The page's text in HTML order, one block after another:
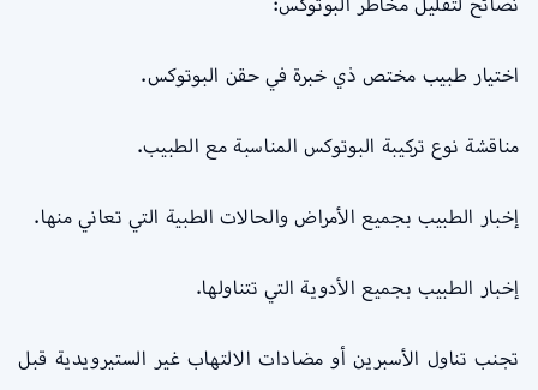
اختيار طبيب مختص ذي خبرة في حقن البوتوكس.
مناقشة نوع تركيبة البوتوكس المناسبة مع الطبيب.
إخبار الطبيب بجميع الأمراض والحالات الطبية التي تعاني منها.
إخبار الطبيب بجميع الأدوية التي تتناولها.
تجنب تناول الأسبرين أو مضادات الالتهاب غير الستيرويدية قبل